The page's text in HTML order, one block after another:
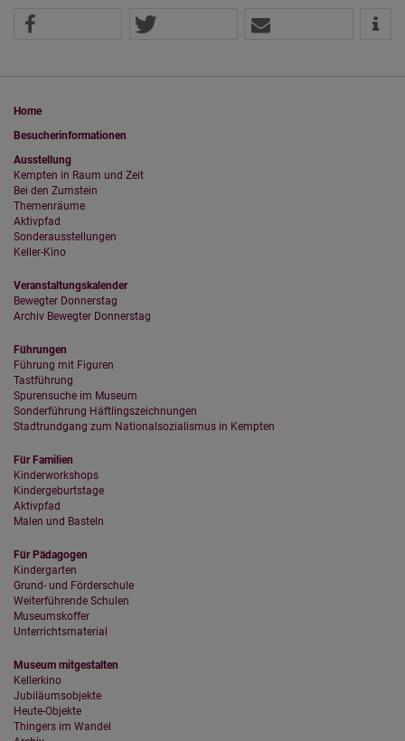
Home
Besucherinformationen
Ausstellung
Kempten in Raum und Zeit
Bei den Zumstein
Themenräume
Aktivpfad
Sonderausstellungen
Keller-Kino
Veranstaltungskalender
Bewegter Donnerstag
Archiv Bewegter Donnerstag
Führungen
Führung mit Figuren
Tastführung
Spurensuche im Museum
Sonderführung Häftlingszeichnungen
Stadtrundgang zum Nationalsozialismus in Kempten
Für Familien
Kinderworkshops
Kindergeburtstage
Aktivpfad
Malen und Basteln
Für Pädagogen
Kindergarten
Grund- und Förderschule
Weiterführende Schulen
Museumskoffer
Unterrichtsmaterial
Museum mitgestalten
Kellerkino
Jubiläumsobjekte
Heute-Objekte
Thingers im Wandel